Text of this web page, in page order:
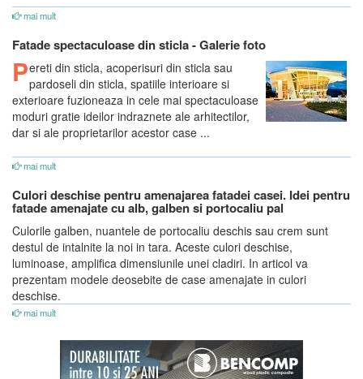
mai mult
Fatade spectaculoase din sticla - Galerie foto
Pereti din sticla, acoperisuri din sticla sau
pardoseli din sticla, spatiile interioare si
exterioare fuzioneaza in cele mai spectaculoase
moduri gratie ideilor indraznete ale arhitectilor,
dar si ale proprietarilor acestor case ...
mai mult
Culori deschise pentru amenajarea fatadei casei. Idei pentru
fatade amenajate cu alb, galben si portocaliu pal
Culorile galben, nuantele de portocaliu deschis sau crem sunt
destul de intalnite la noi in tara. Aceste culori deschise,
luminoase, amplifica dimensiunile unei cladiri. In articol va
prezentam modele deosebite de case amenajate in culori
deschise.
mai mult